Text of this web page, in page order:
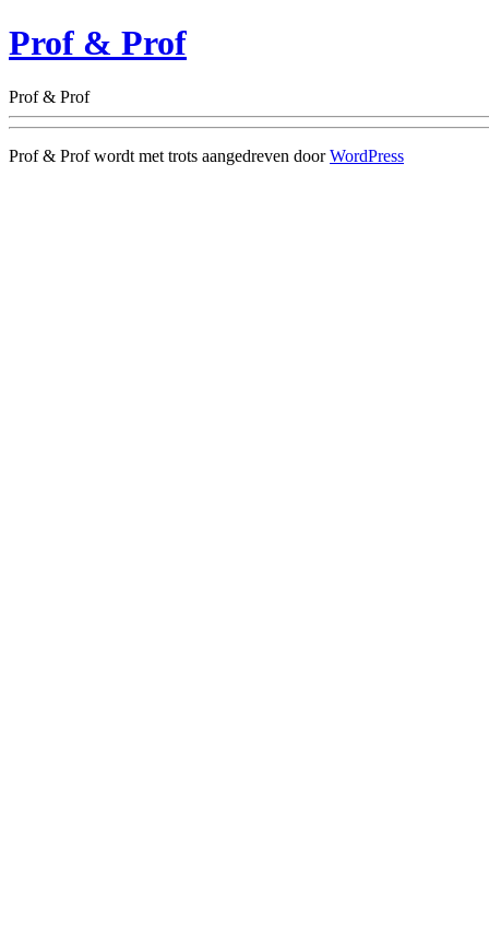
Prof & Prof
Prof & Prof
Prof & Prof wordt met trots aangedreven doorWordPress